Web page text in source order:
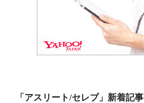
「アスリート/セレブ」新着記事